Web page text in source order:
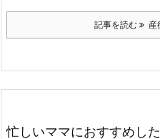
記事を読む 産
忙しいママにおすすめし